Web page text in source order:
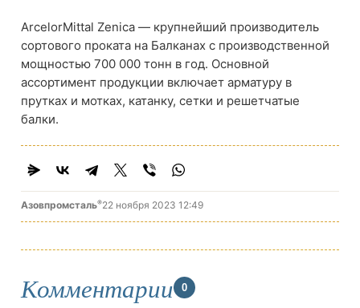
ArcelorMittal Zenica — крупнейший производитель
сортового проката на Балканах с производственной
мощностью 700 000 тонн в год. Основной
ассортимент продукции включает арматуру в
прутках и мотках, катанку, сетки и решетчатые
балки.
Азовпромсталь®22 ноября 2023 12:49
Комментарии 0